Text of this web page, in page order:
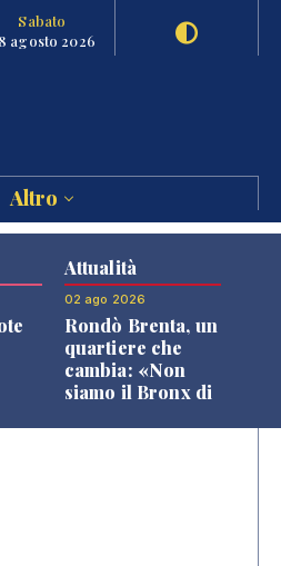
Sabato
agosto 2026
Altro
Attualità
02 ago 2026
Rondò Brenta, un
quartiere che
cambia: «Non
siamo il Bronx di